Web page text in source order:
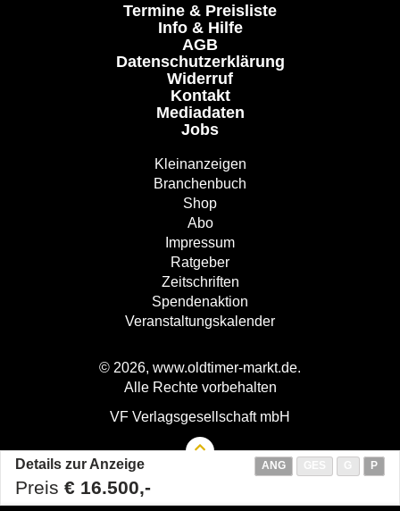
Details zur Anzeige ANG P
Preis € 16.500,-
Termine & Preisliste
Info & Hilfe
AGB
Datenschutzerklärung
Widerruf
Kontakt
Mediadaten
Jobs
Kleinanzeigen
Branchenbuch
Shop
Abo
Impressum
Ratgeber
Zeitschriften
Spendenaktion
Veranstaltungskalender
© 2026, www.oldtimer-markt.de.
Alle Rechte vorbehalten
VF Verlagsgesellschaft mbH